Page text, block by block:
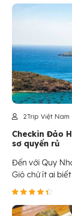
2Trip Việt Nam
Checkin Đảo
sơ quyến rủ
Đến với Quy
Gió chứ ít ai